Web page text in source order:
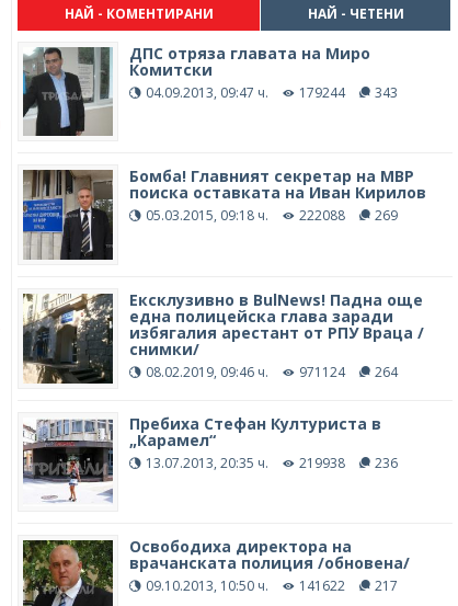
НАЙ - КОМЕНТИРАНИ НАЙ - ЧЕТЕНИ
ДПС отряза главата на Миро
Комитски
04.09.2013, 09:47 ч. 179244 343
Бомба! Главният секретар на МВР
поиска оставката на Иван Кирилов
05.03.2015, 09:18 ч. 222088 269
Ексклузивно в BulNews! Падна още
една полицейска глава заради
избягалия арестант от РПУ Враца /
снимки/
08.02.2019, 09:46 ч. 971124 264
Пребиха Стефан Културиста в
„Карамел“
13.07.2013, 20:35 ч. 219938 236
Освободиха директора на
врачанската полиция /обновена/
09.10.2013, 10:50 ч. 141622 217